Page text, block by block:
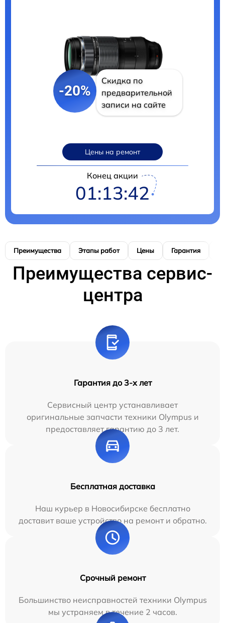
-20%
Скидка по
предварительной
записи на сайте
Цены на ремонт
Конец акции
01:13:41
Преимущества Этапы работ Цены Гарантия
Преимущества сервис-
центра
Гарантия до 3-х лет
Сервисный центр устанавливает
оригинальные запчасти техники Olympus и
предоставляет гарантию до 3 лет.
Бесплатная доставка
Наш курьер в Новосибирске бесплатно
доставит ваше устройство на ремонт и обратно.
Срочный ремонт
Большинство неисправностей техники Olympus
мы устраняем в течение 2 часов.